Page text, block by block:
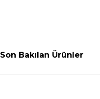
Son Bakılan Ürünler